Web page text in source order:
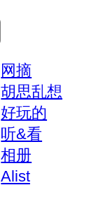
网摘
胡思乱想
好玩的
听&看
相册
Alist